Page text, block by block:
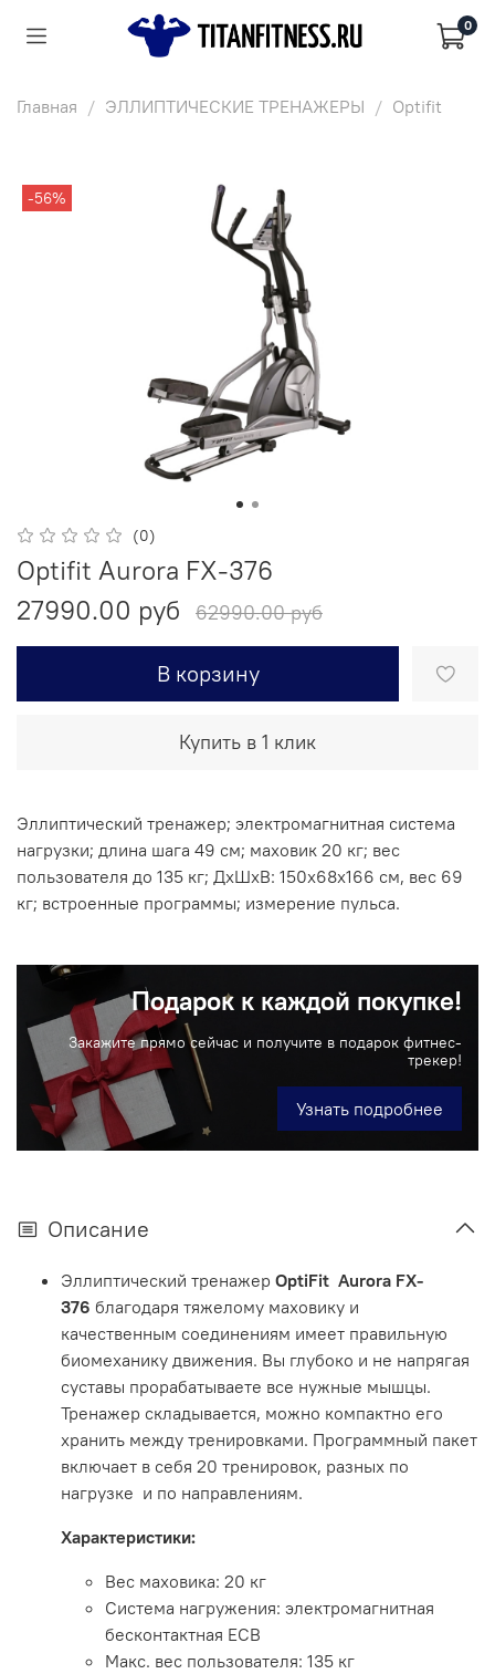
0
Главная ЭЛЛИПТИЧЕСКИЕ ТРЕНАЖЕРЫ Optifit
-56%
(0)
Optifit Aurora FX-376
27990.00 руб
62990.00 руб
В корзину
Купить в 1 клик
Эллиптический тренажер; электромагнитная система
нагрузки; длина шага 49 см; маховик 20 кг; вес
пользователя до 135 кг; ДхШxВ: 150x68x166 см, вес 69
кг; встроенные программы; измерение пульса.
Подарок к каждой покупке!
Закажите прямо сейчас и получите в подарок фитнес-
трекер!
Узнать подробнее
Описание
Эллиптический тренажер OptiFit Aurora FX-
376 благодаря тяжелому маховику и
качественным соединениям имеет правильную
биомеханику движения. Вы глубоко и не напрягая
суставы прорабатываете все нужные мышцы.
Тренажер складывается, можно компактно его
хранить между тренировками. Программный пакет
включает в себя 20 тренировок, разных по
нагрузке и по направлениям.
Характеристики:
Вес маховика: 20 кг
Система нагружения: электромагнитная
бесконтактная ECB
Макс. вес пользователя: 135 кг